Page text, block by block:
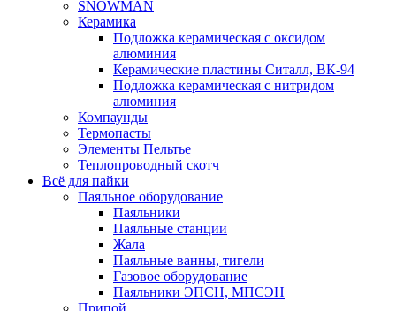
SNOWMAN
Керамика
Подложка керамическая с оксидом
алюминия
Керамические пластины Ситалл, ВК-94
Подложка керамическая с нитридом
алюминия
Компаунды
Термопасты
Элементы Пельтье
Теплопроводный скотч
Всё для пайки
Паяльное оборудование
Паяльники
Паяльные станции
Жала
Паяльные ванны, тигели
Газовое оборудование
Паяльники ЭПСН, МПСЭН
Припой